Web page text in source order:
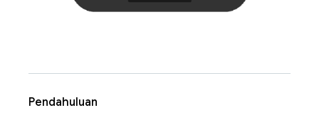
Pendahuluan